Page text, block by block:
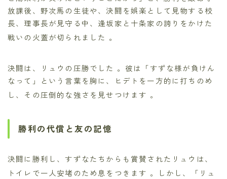
放課後、野次馬の生徒や、決闘を娯楽として見物する校
長、理事長が見守る中、逢坂家と十条家の誇りをかけた
戦いの火蓋が切られました 。
決闘は、リュウの圧勝でした 。彼は「すずな様が負けん
なって」という言葉を胸に、ヒデトを一方的に打ちのめ
し、その圧倒的な強さを見せつけます 。
勝利の代償と友の記憶
決闘に勝利し、すずなたちからも賞賛されたリュウは、
トイレで一人安堵のため息をつきます 。しかし、「リュ